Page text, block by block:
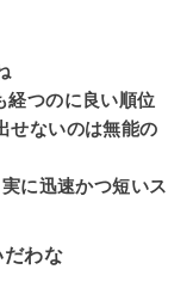
つのに良い順位
せないのは無能の
に迅速かつ短いス
わな